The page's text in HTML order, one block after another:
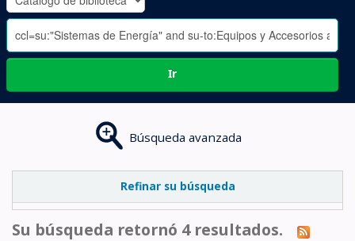
-
Ir
Búsqueda avanzada
Refinar su búsqueda
Su búsqueda retornó 4 resultados.